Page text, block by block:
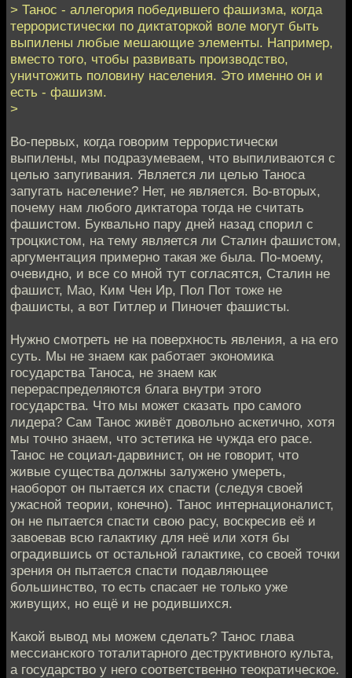
> Танос - аллегория победившего фашизма, когда
террористически по диктаторкой воле могут быть
выпилены любые мешающие элементы. Например,
вместо того, чтобы развивать производство,
уничтожить половину населения. Это именно он и
есть - фашизм.
>
Во-первых, когда говорим террористически
выпилены, мы подразумеваем, что выпиливаются с
целью запугивания. Является ли целью Таноса
запугать население? Нет, не является. Во-вторых,
почему нам любого диктатора тогда не считать
фашистом. Буквально пару дней назад спорил с
троцкистом, на тему является ли Сталин фашистом,
аргументация примерно такая же была. По-моему,
очевидно, и все со мной тут согласятся, Сталин не
фашист, Мао, Ким Чен Ир, Пол Пот тоже не
фашисты, а вот Гитлер и Пиночет фашисты.
Нужно смотреть не на поверхность явления, а на его
суть. Мы не знаем как работает экономика
государства Таноса, не знаем как
перераспределяются блага внутри этого
государства. Что мы может сказать про самого
лидера? Сам Танос живёт довольно аскетично, хотя
мы точно знаем, что эстетика не чужда его расе.
Танос не социал-дарвинист, он не говорит, что
живые существа должны залужено умереть,
наоборот он пытается их спасти (следуя своей
ужасной теории, конечно). Танос интернационалист,
он не пытается спасти свою расу, воскресив её и
завоевав всю галактику для неё или хотя бы
оградившись от остальной галактике, со своей точки
зрения он пытается спасти подавляющее
большинство, то есть спасает не только уже
живущих, но ещё и не родившихся.
Какой вывод мы можем сделать? Танос глава
мессианского тоталитарного деструктивного культа,
а государство у него соответственно теократическое.